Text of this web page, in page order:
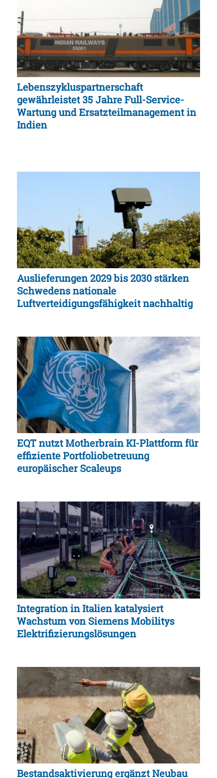
Lebenszykluspartnerschaft
gewährleistet 35 Jahre Full-Service-
Wartung und Ersatzteilmanagement in
Indien
Auslieferungen 2029 bis 2030 stärken
Schwedens nationale
Luftverteidigungsfähigkeit nachhaltig
EQT nutzt Motherbrain KI-Plattform für
effiziente Portfoliobetreuung
europäischer Scaleups
Integration in Italien katalysiert
Wachstum von Siemens Mobilitys
Elektrifizierungslösungen
Bestandsaktivierung ergänzt Neubau